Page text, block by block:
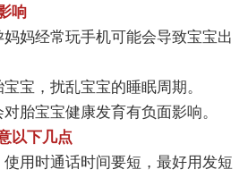
响
妈经常玩手机可能会导致宝宝出
宝，扰乱宝宝的睡眠周期。
胎宝宝健康发育有负面影响。
以下几点
用时通话时间要短，最好用发短